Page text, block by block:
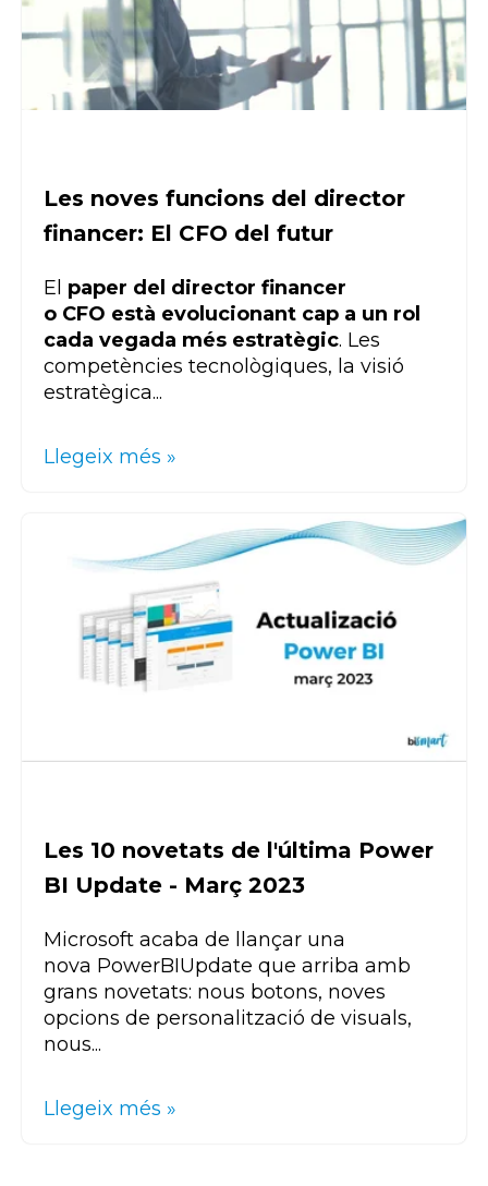
Les noves funcions del director
financer: El CFO del futur
El paper del director financer
o CFO està evolucionant cap a un rol
cada vegada més estratègic. Les
competències tecnològiques, la visió
estratègica...
Llegeix més »
Les 10 novetats de l'última Power
BI Update - Març 2023
Microsoft acaba de llançar una
nova PowerBIUpdate que arriba amb
grans novetats: nous botons, noves
opcions de personalització de visuals,
nous...
Llegeix més »